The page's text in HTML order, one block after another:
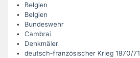
Belgien
Belgien
Bundeswehr
Cambrai
Denkmäler
deutsch-französischer Krieg 1870/71